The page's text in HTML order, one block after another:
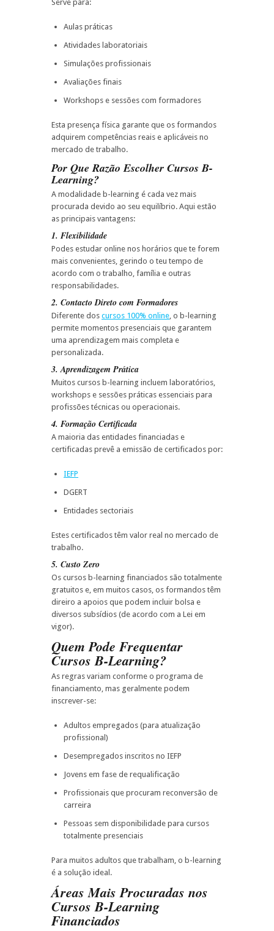
Serve para:
Aulas práticas
Atividades laboratoriais
Simulações profissionais
Avaliações finais
Workshops e sessões com formadores
Esta presença física garante que os formandos
adquirem competências reais e aplicáveis no
mercado de trabalho.
Por Que Razão Escolher Cursos B-
Learning?
A modalidade b-learning é cada vez mais
procurada devido ao seu equilíbrio. Aqui estão
as principais vantagens:
1. Flexibilidade
Podes estudar online nos horários que te forem
mais convenientes, gerindo o teu tempo de
acordo com o trabalho, família e outras
responsabilidades.
2. Contacto Direto com Formadores
Diferente dos cursos 100% online, o b-learning
permite momentos presenciais que garantem
uma aprendizagem mais completa e
personalizada.
3. Aprendizagem Prática
Muitos cursos b-learning incluem laboratórios,
workshops e sessões práticas essenciais para
profissões técnicas ou operacionais.
4. Formação Certificada
A maioria das entidades financiadas e
certificadas prevê a emissão de certificados por:
IEFP
DGERT
Entidades sectoriais
Estes certificados têm valor real no mercado de
trabalho.
5. Custo Zero
Os cursos b-learning financiados são totalmente
gratuitos e, em muitos casos, os formandos têm
direiro a apoios que podem incluir bolsa e
diversos subsídios (de acordo com a Lei em
vigor).
Quem Pode Frequentar
Cursos B-Learning?
As regras variam conforme o programa de
financiamento, mas geralmente podem
inscrever-se:
Adultos empregados (para atualização
profissional)
Desempregados inscritos no IEFP
Jovens em fase de requalificação
Profissionais que procuram reconversão de
carreira
Pessoas sem disponibilidade para cursos
totalmente presenciais
Para muitos adultos que trabalham, o b-learning
é a solução ideal.
Áreas Mais Procuradas nos
Cursos B-Learning
Financiados